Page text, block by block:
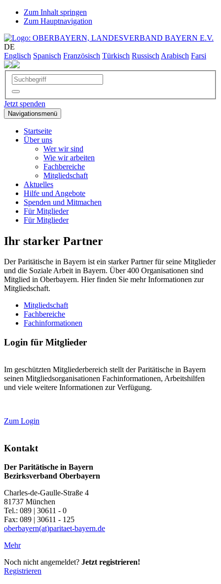
Zum Inhalt springen
Zum Hauptnavigation
DE
Englisch Spanisch Französisch Türkisch Russisch Arabisch Farsi
Jetzt spenden
Navigationsmenü
Startseite
Über uns
Wer wir sind
Wie wir arbeiten
Fachbereiche
Mitgliedschaft
Aktuelles
Hilfe und Angebote
Spenden und Mitmachen
Für Mitglieder
Für Mitglieder
Ihr starker Partner
Der Paritätische in Bayern ist ein starker Partner für seine Mitglieder
und die Soziale Arbeit in Bayern. Über 400 Organisationen sind
Mitglied in Oberbayern. Hier finden Sie mehr Informationen zur
Mitgliedschaft.
Mitgliedschaft
Fachbereiche
Fachinformationen
Login für Mitglieder
Im geschützten Mitgliederbereich stellt der Paritätische in Bayern
seinen Mitgliedsorganisationen Fachinformationen, Arbeitshilfen
und viele weitere Informationen zur Verfügung.
Zum Login
Kontakt
Der Paritätische in Bayern
Bezirksverband Oberbayern
Charles-de-Gaulle-Straße 4
81737 München
Tel.: 089 | 30611 - 0
Fax: 089 | 30611 - 125
oberbayern(at)paritaet-bayern.de
Mehr
Noch nicht angemeldet? Jetzt registrieren!
Registrieren